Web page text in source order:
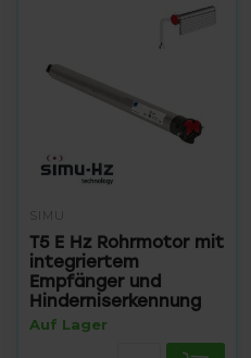
SIMU
T5 E Hz Rohrmotor mit
integriertem
Empfänger und
Hinderniserkennung
Auf Lager